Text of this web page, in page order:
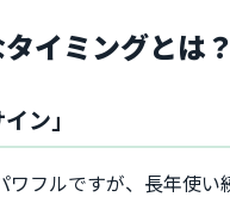
イミングとは？
ン」
フルですが、長年使い